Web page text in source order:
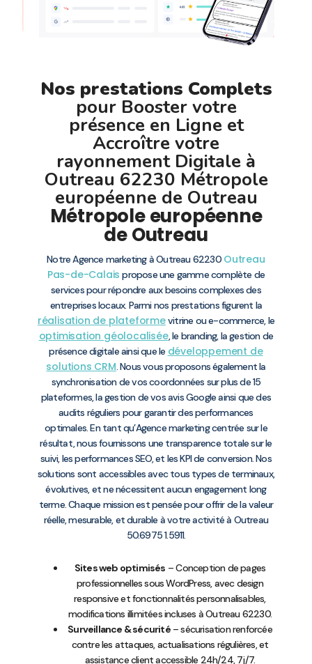
Nos prestations Complets
pour Booster votre
présence en Ligne et
Accroître votre
rayonnement Digitale à
Outreau 62230 Métropole
européenne de Outreau
Métropole européenne
de Outreau
Notre Agence marketing à Outreau 62230 Outreau
Pas-de-Calais propose une gamme complète de
services pour répondre aux besoins complexes des
entreprises locaux. Parmi nos prestations figurent la
réalisation de plateformevitrine ou e-commerce, le
optimisation géolocalisée, le branding, la gestion de
présence digitale ainsi que le développement de
solutions CRM. Nous vous proposons également la
synchronisation de vos coordonnées sur plus de 15
plateformes, la gestion de vos avis Google ainsi que des
audits réguliers pour garantir des performances
optimales. En tant qu’Agence marketing centrée sur le
résultat, nous fournissons une transparence totale sur le
suivi, les performances SEO, et les KPI de conversion. Nos
solutions sont accessibles avec tous types de terminaux,
évolutives, et ne nécessitent aucun engagement long
terme. Chaque mission est pensée pour offrir de la valeur
réelle, mesurable, et durable à votre activité à Outreau
50.6975 1.5911.
Sites web optimisés – Conception de pages
professionnelles sous WordPress, avec design
responsive et fonctionnalités personnalisables,
modifications illimitées incluses à Outreau 62230.
Surveillance & sécurité– sécurisation renforcée
contre les attaques, actualisations régulières, et
assistance client accessible 24h/24, 7j/7.